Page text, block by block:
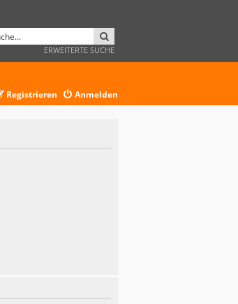
ERWEITERTE SUCHE
Anmelden
Registrieren